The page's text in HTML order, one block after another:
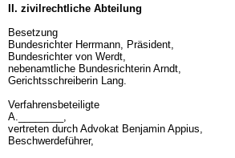
II. zivilrechtliche Abteilung
Besetzung
Bundesrichter Herrmann, Präsident,
Bundesrichter von Werdt,
nebenamtliche Bundesrichterin Arndt,
Gerichtsschreiberin Lang.
Verfahrensbeteiligte
A.________,
vertreten durch Advokat Benjamin Appius,
Beschwerdeführer,